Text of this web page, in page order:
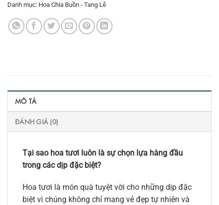
Danh mục: Hoa Chia Buồn - Tang Lễ
MÔ TẢ
ĐÁNH GIÁ (0)
Tại sao hoa tươi luôn là sự chọn lựa hàng đầu
trong các dịp đặc biệt?
Hoa tươi là món quà tuyệt vời cho những dịp đặc
biệt vì chúng không chỉ mang vẻ đẹp tự nhiên và